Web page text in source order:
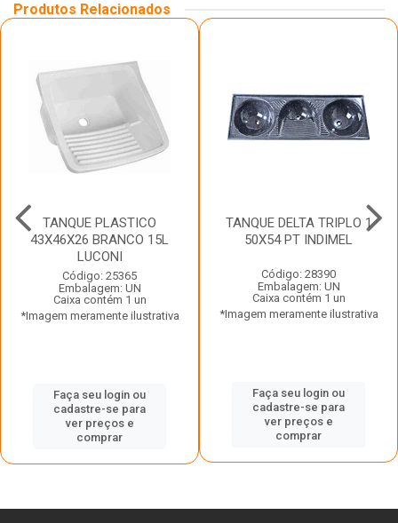
Produtos Relacionados
TANQUE PLASTICO
43X46X26 BRANCO 15L
LUCONI
Código: 25365
Embalagem: UN
Caixa contém 1 un
*Imagem meramente ilustrativa
Faça seu login ou
cadastre-se para
ver preços e
comprar
TANQUE DELTA TRIPLO 1
50X54 PT INDIMEL
Código: 28390
Embalagem: UN
Caixa contém 1 un
*Imagem meramente ilustrativa
Faça seu login ou
cadastre-se para
ver preços e
comprar